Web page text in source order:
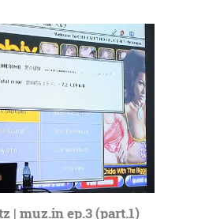
| muz.in ep.3 (part.1)